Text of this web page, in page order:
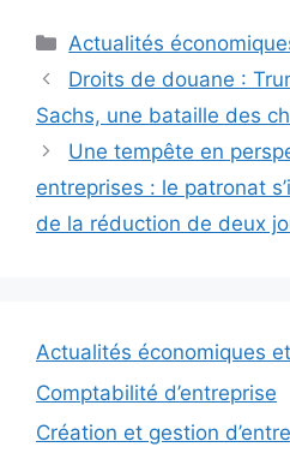
Catégories
Actualités
Droits de douane :
Sachs, une bataille des
Une tempête en
entreprises : le patronat
de la réduction de deux
Actualités économiques
Comptabilité d’entreprise
Création et gestion